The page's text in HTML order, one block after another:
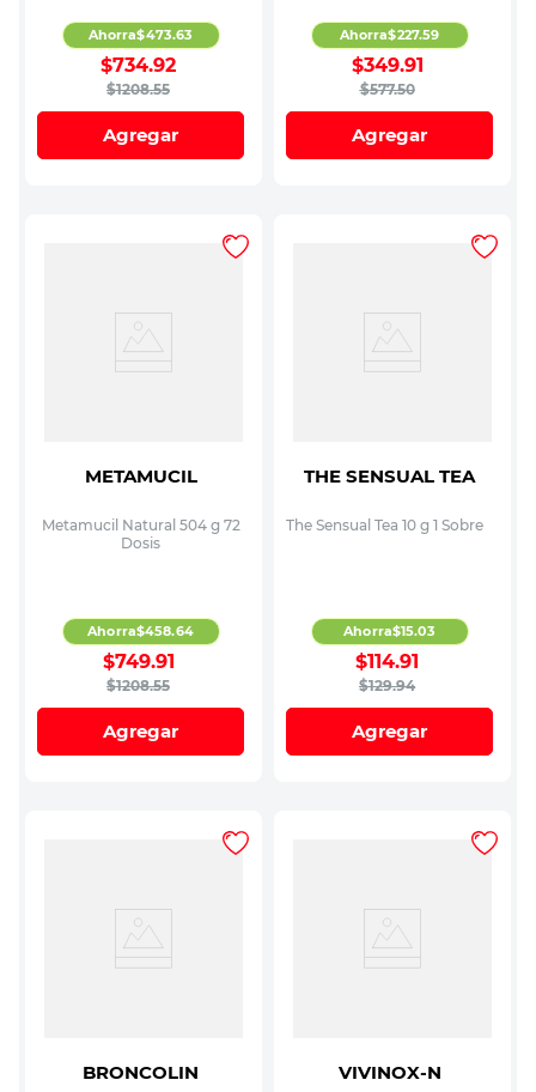
$1208.55
$734.92
Ahorra$473.63
Agregar
$577.50
$349.91
Ahorra$227.59
Agregar
METAMUCIL
Metamucil Natural 504 g 72
Dosis
$1208.55
$749.91
Ahorra$458.64
Agregar
THE SENSUAL TEA
The Sensual Tea 10 g 1 Sobre
$129.94
$114.91
Ahorra$15.03
Agregar
BRONCOLIN VIVINOX-N